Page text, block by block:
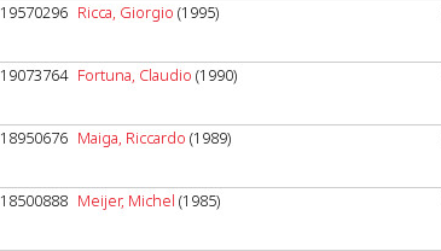
19570296 Ricca, Giorgio (1995)
19073764 Fortuna, Claudio (1990)
18950676 Maiga, Riccardo (1989)
18500888 Meijer, Michel (1985)